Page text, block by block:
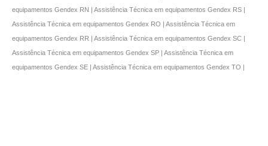
equipamentos Gendex RN | Assistência Técnica em equipamentos Gendex RS |
Assistência Técnica em equipamentos Gendex RO | Assistência Técnica em
equipamentos Gendex RR | Assistência Técnica em equipamentos Gendex SC |
Assistência Técnica em equipamentos Gendex SP | Assistência Técnica em
equipamentos Gendex SE | Assistência Técnica em equipamentos Gendex TO |